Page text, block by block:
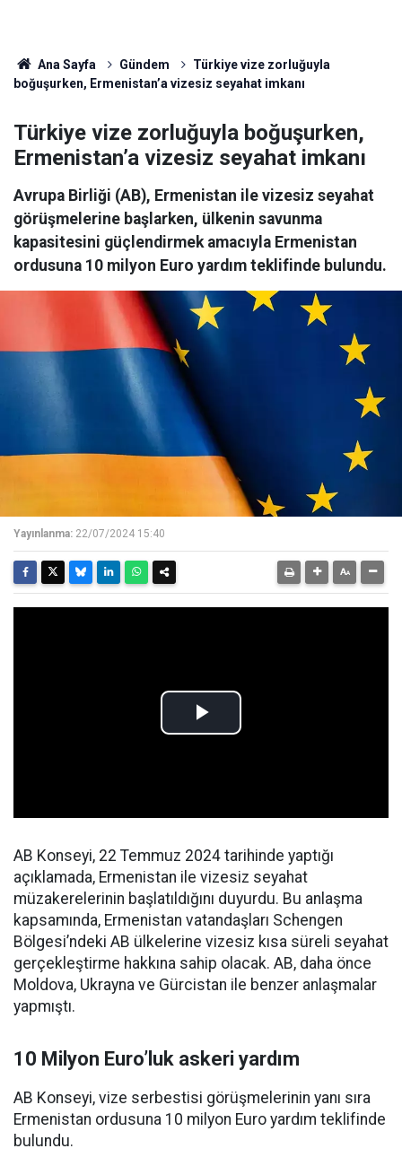
Ana Sayfa Gündem
Türkiye vize zorluğuyla
boğuşurken, Ermenistan’a vizesiz seyahat imkanı
Türkiye vize zorluğuyla boğuşurken,
Ermenistan’a vizesiz seyahat imkanı
Avrupa Birliği (AB), Ermenistan ile vizesiz seyahat
görüşmelerine başlarken, ülkenin savunma
kapasitesini güçlendirmek amacıyla Ermenistan
ordusuna 10 milyon Euro yardım teklifinde bulundu.
Yayınlanma: 22/07/2024 15:40
AB Konseyi, 22 Temmuz 2024 tarihinde yaptığı
açıklamada, Ermenistan ile vizesiz seyahat
müzakerelerinin başlatıldığını duyurdu. Bu anlaşma
kapsamında, Ermenistan vatandaşları Schengen
Bölgesi’ndeki AB ülkelerine vizesiz kısa süreli seyahat
gerçekleştirme hakkına sahip olacak. AB, daha önce
Moldova, Ukrayna ve Gürcistan ile benzer anlaşmalar
yapmıştı.
10 Milyon Euro’luk askeri yardım
AB Konseyi, vize serbestisi görüşmelerinin yanı sıra
Ermenistan ordusuna 10 milyon Euro yardım teklifinde
bulundu.